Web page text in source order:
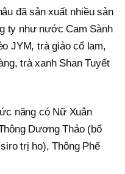
đã sản xuất nhiều sản
ty như nước Cam Sành
JYM, trà giảo cổ lam,
trà xanh Shan Tuyết
năng có Nữ Xuân
Dương Thảo (bổ
trị ho), Thông Phế